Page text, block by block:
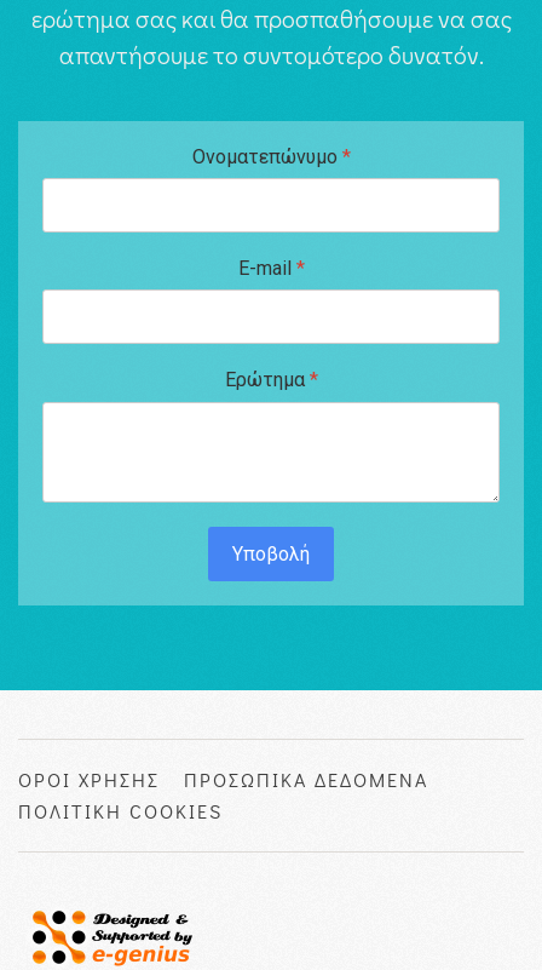
ερώτημα σας και θα προσπαθήσουμε να σας
απαντήσουμε το συντομότερο δυνατόν.
Ονοματεπώνυμο *
E-mail *
Ερώτημα *
Υποβολή
ΟΡΟΙ ΧΡΗΣΗΣ
ΠΡΟΣΩΠΙΚΑ ΔΕΔΟΜΕΝΑ
ΠΟΛΙΤΙΚΗ COOKIES